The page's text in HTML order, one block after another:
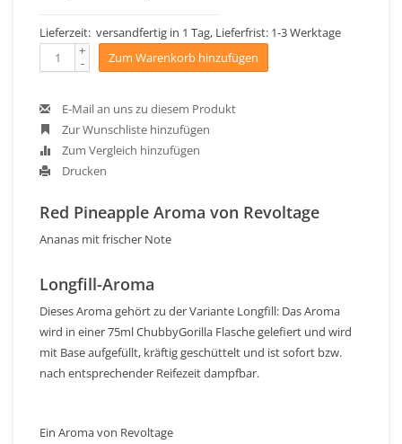
Lieferzeit: versandfertig in 1 Tag, Lieferfrist: 1-3 Werktage
+
- Zum Warenkorb hinzufügen
E-Mail an uns zu diesem Produkt
Zur Wunschliste hinzufügen
Zum Vergleich hinzufügen
Drucken
Red Pineapple Aroma von Revoltage
Ananas mit frischer Note
Longfill-Aroma
Dieses Aroma gehört zu der Variante Longfill: Das Aroma
wird in einer 75ml ChubbyGorilla Flasche gelefiert und wird
mit Base aufgefüllt, kräftig geschüttelt und ist sofort bzw.
nach entsprechender Reifezeit dampfbar.
Ein Aroma von Revoltage